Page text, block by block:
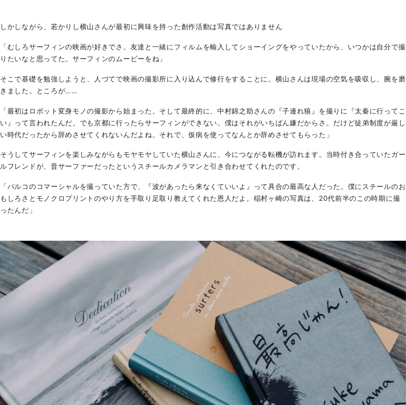
しかしながら、若かりし横山さんが最初に興味を持った創作活動は写真ではありません
「むしろサーフィンの映画が好きでさ。友達と一緒にフィルムを輸入してショーイングをやっていたから、いつかは自分で撮
りたいなと思ってた。サーフィンのムービーをね」
そこで基礎を勉強しようと、人づてで映画の撮影所に入り込んで修行をすることに。横山さんは現場の空気を吸収し、腕を磨
きました。ところが……
「最初はロボット変身モノの撮影から始まった。そして最終的に、中村錦之助さんの『子連れ狼』を撮りに『太秦に行ってこ
い』って言われたんだ。でも京都に行ったらサーフィンができない。僕はそれがいちばん嫌だからさ。だけど徒弟制度が厳し
い時代だったから辞めさせてくれないんだよね。それで、仮病を使ってなんとか辞めさせてもらった」
そうしてサーフィンを楽しみながらもモヤモヤしていた横山さんに、今につながる転機が訪れます。当時付き合っていたガー
ルフレンドが、昔サーファーだったというスチールカメラマンと引き合わせてくれたのです。
「パルコのコマーシャルを撮っていた方で、『波があったら来なくていいよ』って具合の最高な人だった。僕にスチールのお
もしろさとモノクロプリントのやり方を手取り足取り教えてくれた恩人だよ。稲村ヶ崎の写真は、20代前半のこの時期に撮
ったんだ」